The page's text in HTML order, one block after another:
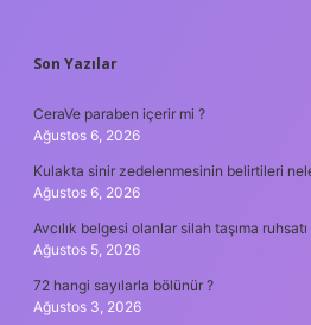
SIDEBAR
Son Yazılar
CeraVe paraben içerir mi ?
Ağustos 6, 2026
Kulakta sinir zedelenmesinin belirtileri
Ağustos 6, 2026
Avcılık belgesi olanlar silah taşıma
Ağustos 5, 2026
72 hangi sayılarla bölünür ?
Ağustos 3, 2026